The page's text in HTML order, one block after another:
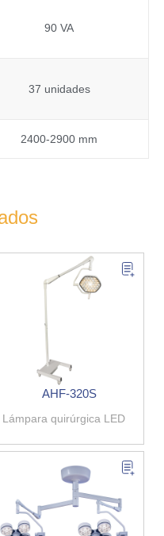
90 VA
37 unidades
2400-2900 mm
AHF-320S
Lámpara quirúrgica LED